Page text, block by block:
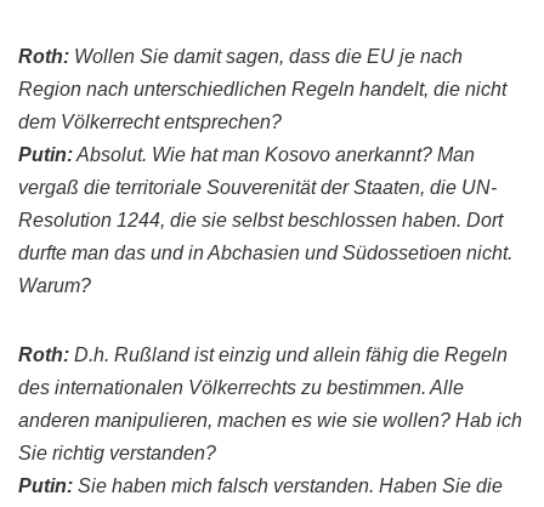
Roth: Wollen Sie damit sagen, dass die EU je nach
Region nach unterschiedlichen Regeln handelt, die nicht
dem Völkerrecht entsprechen?
Putin:Absolut. Wie hat man Kosovo anerkannt? Man
vergaß die territoriale Souverenitätder Staaten, die UN-
Resolution 1244, die sie selbst beschlossen haben. Dort
durfte man das und inAbchasien undSüdossetioen nicht.
Warum?
Roth: D.h. Rußland ist einzig und allein fähig die Regeln
des internationalen Völkerrechts zu bestimmen. Alle
anderen manipulieren, machen es wie sie wollen? Hab ich
Sie richtig verstanden?
Putin: Sie haben mich falsch verstanden. Haben Sie die